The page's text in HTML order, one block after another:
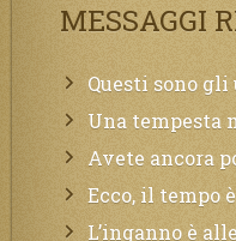
MESSAGGI
Questi sono gli ultimi attimi
Una tempesta magnetica è in corso, questa
Avete ancora pochi istanti per convertirvi, non perdete
Ecco, il tempo è giunto all’unione
L’inganno è alle porte, il disordine degli